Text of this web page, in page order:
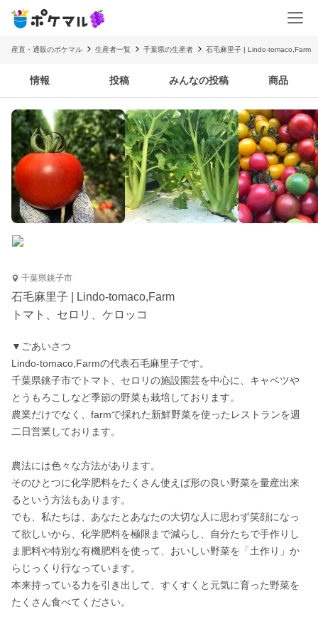
産直・通販のポケマル 生産者一覧 千葉県の生産者 石毛麻里子 | Lindo-tomaco,Farm
情報 投稿 みんなの投稿 商品
千葉県銚子市
石毛麻里子 | Lindo-tomaco,Farm
トマト、セロリ、ケロッコ
▼ごあいさつ
Lindo-tomaco,Farmの代表石毛麻里子です。
千葉県銚子市でトマト、セロリの施設園芸を中心に、キャベツや
とうもろこしなど季節の野菜も栽培しております。
農業だけでなく、farmで採れた新鮮野菜を使ったレストランを週
二日営業しております。
農法には色々な方法があります。
そのひとつに化学肥料をたくさん使えば形の良い野菜を量産出来
るという方法もあります。
でも、私たちは、あなたとあなたの大切な人に思わず笑顔になっ
て欲しいから、化学肥料を極限まで減らし、自分たちで手作りし
ま肥料や特別な有機肥料を使って、おいしい野菜を「土作り」か
らじっくり行なっています。
本来持っている力を引き出して、すくすくと元気に育った野菜を